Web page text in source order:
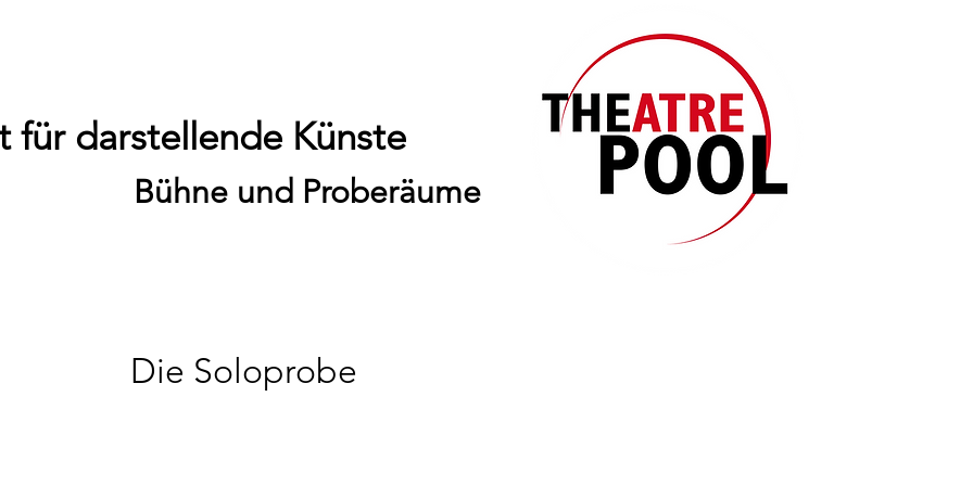
für darstellende Künste
Bühne und Proberäume
Die Soloprobe